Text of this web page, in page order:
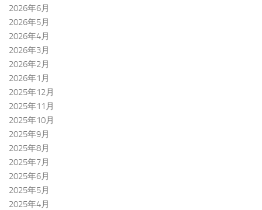
2026年6月
2026年5月
2026年4月
2026年3月
2026年2月
2026年1月
2025年12月
2025年11月
2025年10月
2025年9月
2025年8月
2025年7月
2025年6月
2025年5月
2025年4月